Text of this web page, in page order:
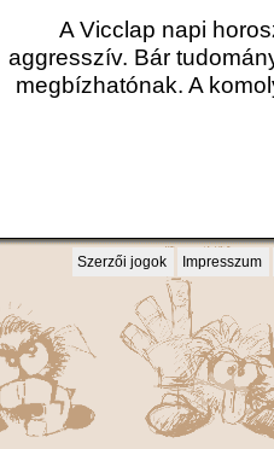
A Vicclap napi
aggresszív. Bár
megbízhatónak. A
Szerzői jogok Impresszum